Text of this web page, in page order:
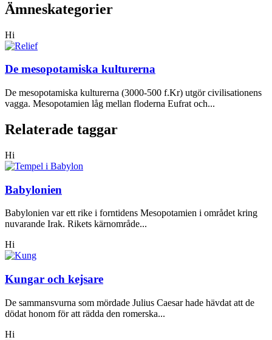
Ämneskategorier
Hi
De mesopotamiska kulturerna
De mesopotamiska kulturerna (3000-500 f.Kr) utgör civilisationens
vagga. Mesopotamien låg mellan floderna Eufrat och...
Relaterade taggar
Hi
Babylonien
Babylonien var ett rike i forntidens Mesopotamien i området kring
nuvarande Irak. Rikets kärnområde...
Hi
Kungar och kejsare
De sammansvurna som mördade Julius Caesar hade hävdat att de
dödat honom för att rädda den romerska...
Hi